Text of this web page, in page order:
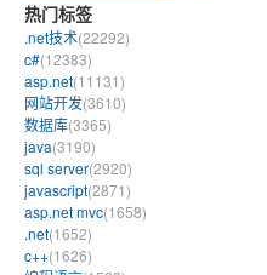
热门标签
.net技术(22292)
c#(12383)
asp.net(11131)
网站开发(3610)
数据库(3365)
java(3190)
sql server(2920)
javascript(2871)
asp.net mvc(1658)
.net(1652)
c++(1626)